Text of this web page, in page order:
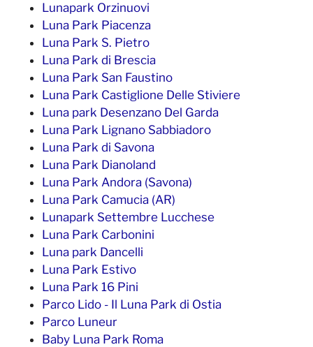
Lunapark Orzinuovi
Luna Park Piacenza
Luna Park S. Pietro
Luna Park di Brescia
Luna Park San Faustino
Luna Park Castiglione Delle Stiviere
Luna park Desenzano Del Garda
Luna Park Lignano Sabbiadoro
Luna Park di Savona
Luna Park Dianoland
Luna Park Andora (Savona)
Luna Park Camucia (AR)
Lunapark Settembre Lucchese
Luna Park Carbonini
Luna park Dancelli
Luna Park Estivo
Luna Park 16 Pini
Parco Lido - Il Luna Park di Ostia
Parco Luneur
Baby Luna Park Roma